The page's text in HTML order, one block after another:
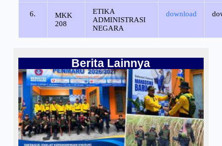
6.
MKK
208
ETIKA
ADMINISTRASI
NEGARA
download
Berita Lainnya